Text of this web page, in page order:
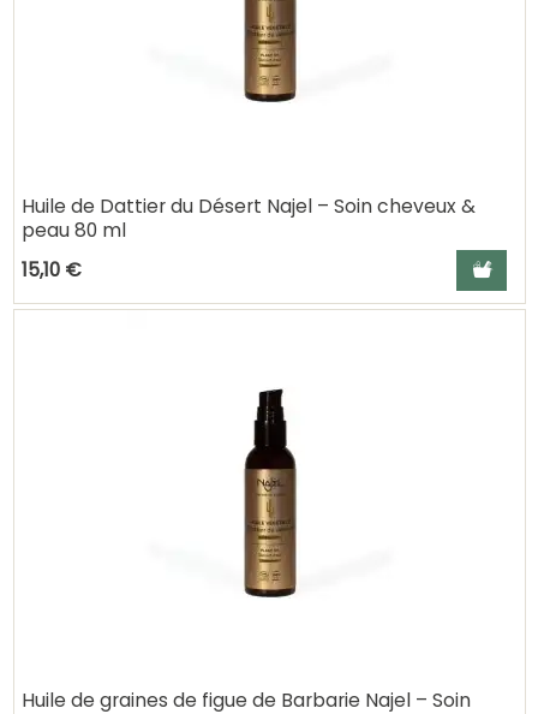
Huile de Dattier du Désert Najel – Soin cheveux &
peau 80 ml
15,10 €
Ajouter
Huile de graines de figue de Barbarie Najel – Soin